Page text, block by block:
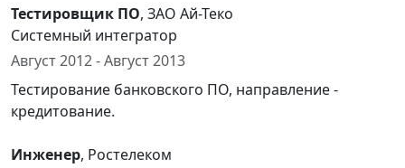
Тестировщик ПО, ЗАО Ай-Теко
Системный интегратор
Август 2012 - Август 2013
Тестирование банковского ПО, направление -
кредитование.
Инженер, Ростелеком